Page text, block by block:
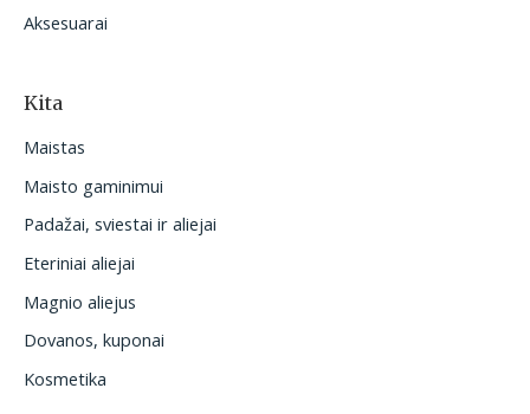
Aksesuarai
Kita
Maistas
Maisto gaminimui
Padažai, sviestai ir aliejai
Eteriniai aliejai
Magnio aliejus
Dovanos, kuponai
Kosmetika